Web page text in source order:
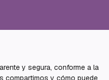
y segura, conforme a la
compartimos y cómo puede